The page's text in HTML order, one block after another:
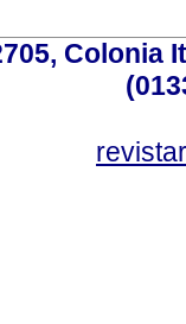
Colonia